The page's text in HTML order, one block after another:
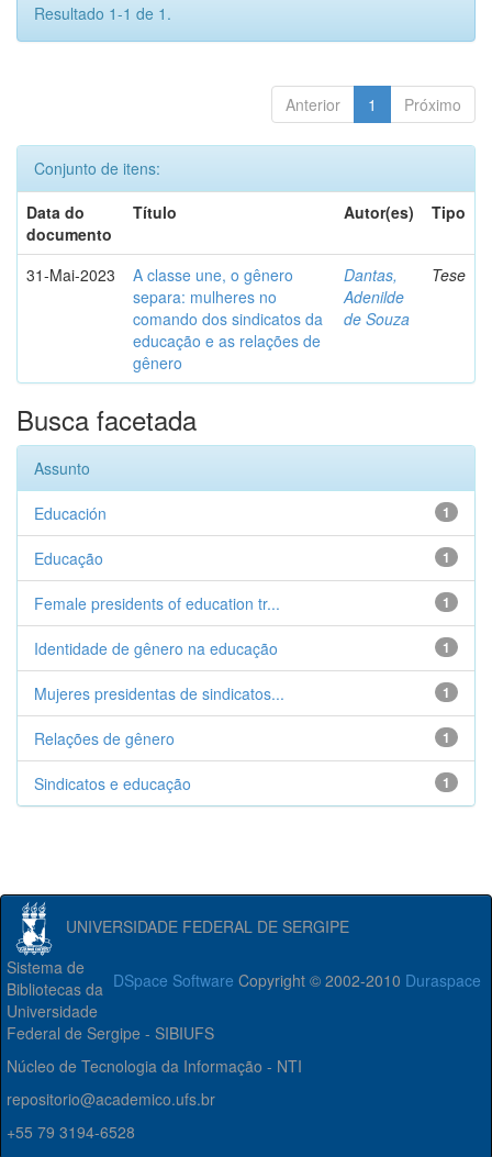
Resultado 1-1 de 1.
Anterior 1 Próximo
Conjunto de itens:
Data do
documento
Título Autor(es) Tipo
31-Mai-2023
A classe une, o gênero
separa: mulheres no
comando dos sindicatos da
educação e as relações de
gênero
Dantas,
Adenilde
de Souza
Tese
Busca facetada
Assunto
1
Educación
1
Educação
1
Female presidents of education tr...
1
Identidade de gênero na educação
1
Mujeres presidentas de sindicatos...
1
Relações de gênero
1
Sindicatos e educação
UNIVERSIDADE FEDERAL DE SERGIPE
DSpace Software Copyright © 2002-2010 Duraspace
Sistema de
Bibliotecas da
Universidade
Federal de Sergipe - SIBIUFS
Núcleo de Tecnologia da Informação - NTI
repositorio@academico.ufs.br
+55 79 3194-6528